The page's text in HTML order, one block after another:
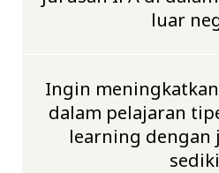
luar
Ingin
dalam pelajaran
learning dengan